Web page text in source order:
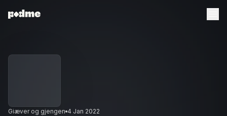
Giæver og gjengen 4 Jan 2022